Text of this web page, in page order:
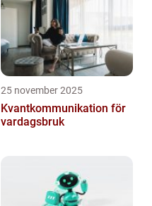
25 november 2025
Kvantkommunikation för
vardagsbruk